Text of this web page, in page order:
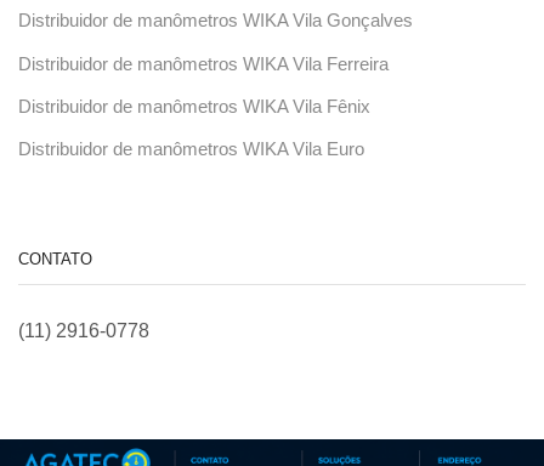
Distribuidor de manômetros WIKA Vila Gonçalves
Distribuidor de manômetros WIKA Vila Ferreira
Distribuidor de manômetros WIKA Vila Fênix
Distribuidor de manômetros WIKA Vila Euro
CONTATO
(11) 2916-0778